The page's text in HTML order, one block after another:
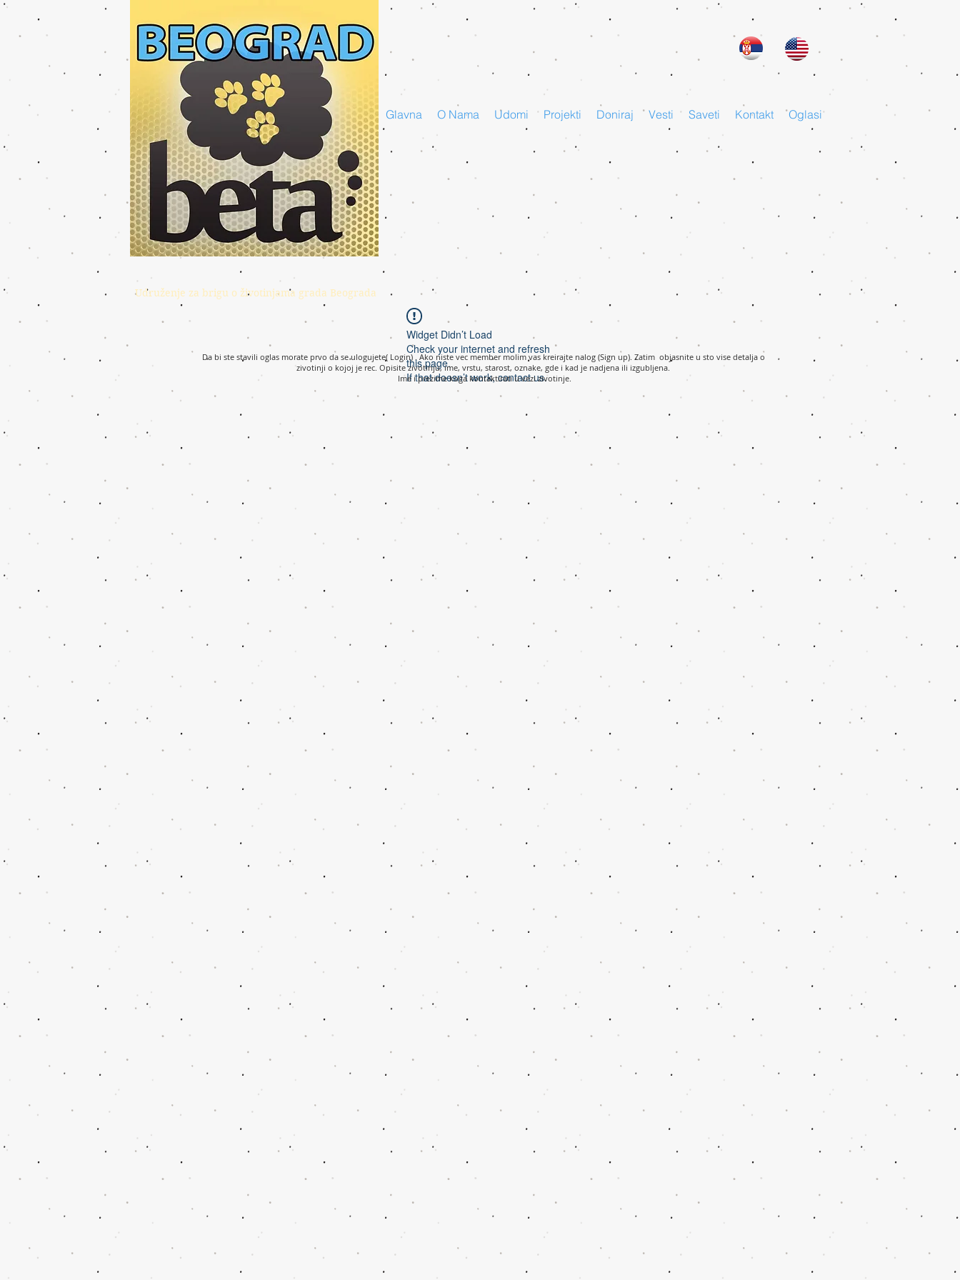
Udruženje za brigu o životinjama grada Beograda
Glavna O Nama Udomi Projekti Doniraj Vesti Saveti Kontakt Oglasi
Widget Didn’t Load
Check your internet and refresh
this page.
If that doesn’t work, contact us.
Da bi ste stavili oglas morate prvo da se ulogujete( Login) . Ako niste vec member molim vas kreirajte nalog (Sign up). Zatim objasnite u sto vise detalja o
zivotinji o kojoj je rec. Opisite zivotinju, ime, vrstu, starost, oznake, gde i kad je nadjena ili izgubljena.
Ime i prezime koga kontaktirati u vezi zivotinje.